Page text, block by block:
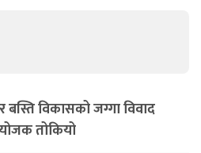
बस्ति विकासको जग्गा विवाद
तोकियो